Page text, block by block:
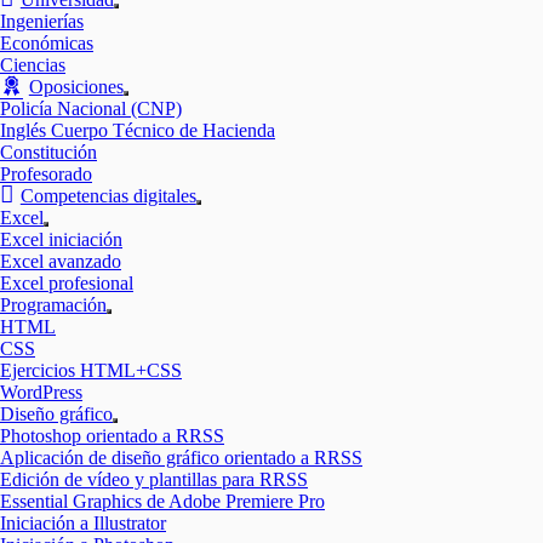
Mostrar
Ingenierías
Económicas
Ciencias
Oposiciones
Mostrar
el
submenú
Policía Nacional (CNP)
Inglés Cuerpo Técnico de Hacienda
Constitución
Profesorado
Competencias digitales
Mostrar
Excel
Mostrar
el
submenú
Excel iniciación
Excel avanzado
Excel profesional
Programación
Mostrar
HTML
CSS
Ejercicios HTML+CSS
WordPress
Diseño gráfico
Mostrar
el
submenú
Photoshop orientado a RRSS
Aplicación de diseño gráfico orientado a RRSS
Edición de vídeo y plantillas para RRSS
Essential Graphics de Adobe Premiere Pro
Iniciación a Illustrator